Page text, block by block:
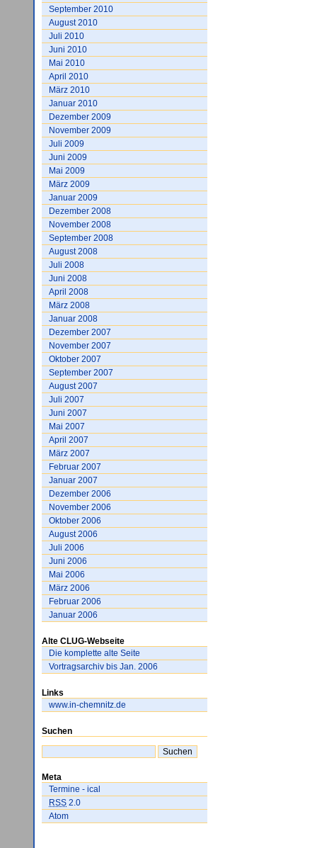
September 2010
August 2010
Juli 2010
Juni 2010
Mai 2010
April 2010
März 2010
Januar 2010
Dezember 2009
November 2009
Juli 2009
Juni 2009
Mai 2009
März 2009
Januar 2009
Dezember 2008
November 2008
September 2008
August 2008
Juli 2008
Juni 2008
April 2008
März 2008
Januar 2008
Dezember 2007
November 2007
Oktober 2007
September 2007
August 2007
Juli 2007
Juni 2007
Mai 2007
April 2007
März 2007
Februar 2007
Januar 2007
Dezember 2006
November 2006
Oktober 2006
August 2006
Juli 2006
Juni 2006
Mai 2006
März 2006
Februar 2006
Januar 2006
Alte CLUG-Webseite
Die komplette alte Seite
Vortragsarchiv bis Jan. 2006
Links
www.in-chemnitz.de
Suchen
Meta
Termine - ical
RSS 2.0
Atom